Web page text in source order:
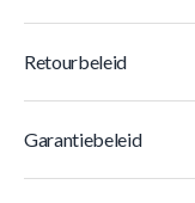
Retourbeleid
Garantiebeleid